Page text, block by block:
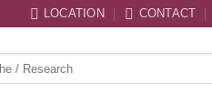
LOCATION CONTACT